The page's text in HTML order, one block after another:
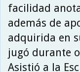
facilidad
además de
adquirida en
jugó durante
Asistió a la